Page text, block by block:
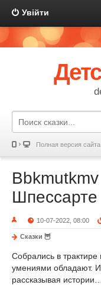
Увійти
Полная версия сайта
Шпессарте
10-07-2022, 08:00
Сказки 🦉
Собрались в
умениями обладают. И
рассказывая истории…